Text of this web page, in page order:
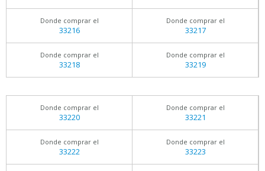
Donde comprar el
33216
Donde comprar el
33217
Donde comprar el
33218
Donde comprar el
33219
Donde comprar el
33220
Donde comprar el
33221
Donde comprar el
33222
Donde comprar el
33223